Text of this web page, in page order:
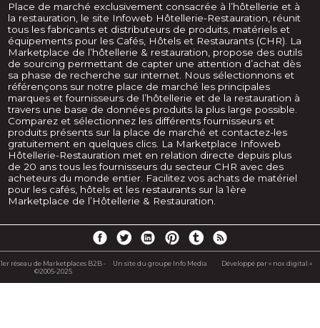
Place de marché exclusivement consacrée à l’hôtellerie et à
la restauration, le site Infoweb Hôtellerie-Restauration, réunit
tous les fabricants et distributeurs de produits, matériels et
équipements pour les Cafés, Hôtels et Restaurants (CHR). La
Marketplace de l’hôtellerie & restauration, propose des outils
de sourcing permettant de capter une attention d’achat dès
sa phase de recherche sur internet. Nous sélectionnons et
référençons sur notre place de marché les principales
marques et fournisseurs de l’hôtellerie et de la restauration à
travers une base de données produits la plus large possible.
Comparez et sélectionnez les différents fournisseurs et
produits présents sur la place de marché et contactez-les
gratuitement en quelques clics. La Marketplace Infoweb
Hôtellerie-Restauration met en relation directe depuis plus
de 20 ans tous les fournisseurs du secteur CHR avec des
acheteurs du monde entier. Facilitez vos achats de matériel
pour les cafés, hôtels et les restaurants sur la 1ère
Marketplace de l’Hôtellerie & Restauration.
1er réseau de Marketplaces B2B -
©2005-2025
Un site du groupe Info Media Développé par « nox digital »